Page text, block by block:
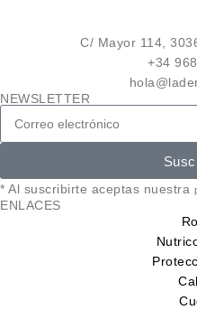
C/ Mayor 114,
+34
NEWSLETTER
* Al suscribirte aceptas nuestra
ENLACES